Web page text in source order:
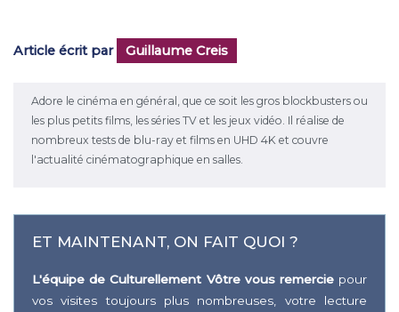
Article écrit par Guillaume Creis
Adore le cinéma en général, que ce soit les gros blockbusters ou
les plus petits films, les séries TV et les jeux vidéo. Il réalise de
nombreux tests de blu-ray et films en UHD 4K et couvre
l'actualité cinématographique en salles.
ET MAINTENANT, ON FAIT QUOI ?
L'équipe de Culturellement Vôtre vous remerciepour
vos visites toujours plus nombreuses, votre lecture